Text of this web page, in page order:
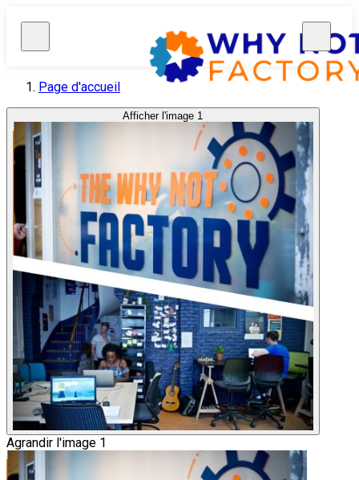
Page d'accueil
Afficher l'image 1
Agrandir l'image 1